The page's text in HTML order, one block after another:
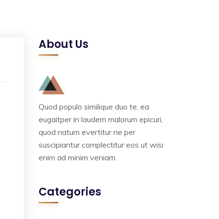
About Us
Quod populo similique duo te, ea
eugaitper in laudem malorum epicuri,
quod natum evertitur ne per
suscipiantur complectitur eos ut wisi
enim ad minim veniam.
Categories